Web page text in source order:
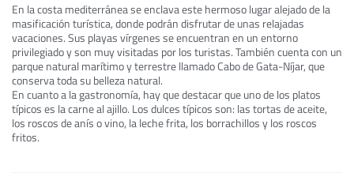
En la costa mediterránea se enclava este hermoso lugar alejado de la
masificación turística, donde podrán disfrutar de unas relajadas
vacaciones. Sus playas vírgenes se encuentran en un entorno
privilegiado y son muy visitadas por los turistas. También cuenta con un
parque natural marítimo y terrestre llamado Cabo de Gata-Níjar, que
conserva toda su belleza natural.
En cuanto a la gastronomía, hay que destacar que uno de los platos
típicos es la carne al ajillo. Los dulces típicos son: las tortas de aceite,
los roscos de anís o vino, la leche frita, los borrachillos y los roscos
fritos.